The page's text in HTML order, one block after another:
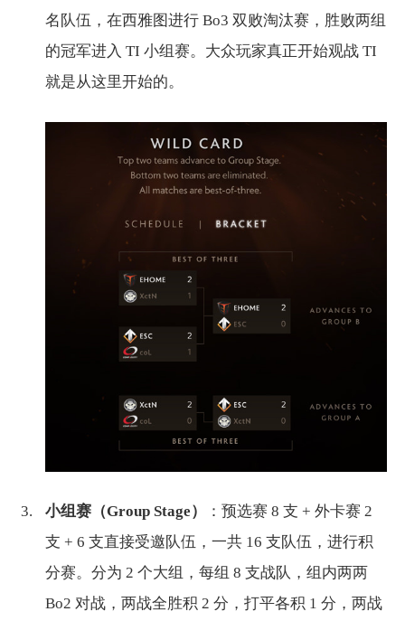
名队伍，在西雅图进行 Bo3 双败淘汰赛，胜败两组
的冠军进入 TI 小组赛。大众玩家真正开始观战 TI
就是从这里开始的。
小组赛（Group Stage）
：预选赛 8 支 + 外卡赛 2
支 + 6 支直接受邀队伍，一共 16 支队伍，进行积
分赛。分为 2 个大组，每组 8 支战队，组内两两
Bo2 对战，两战全胜积 2 分，打平各积 1 分，两战